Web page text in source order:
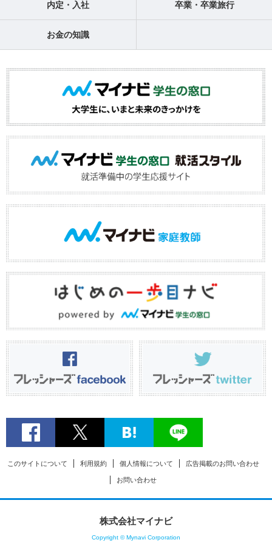
内定・入社 卒業・卒業旅行
お金の知識
このサイトについて 利用規約 個人情報について 広告掲載のお問い合わせ
お問い合わせ
株式会社マイナビ
Copyright © Mynavi Corporation